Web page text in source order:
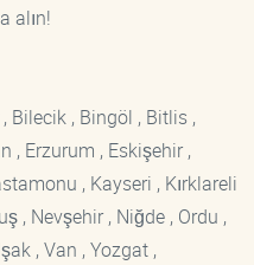
alın!
Bilecik , Bingöl , Bitlis ,
, Erzurum , Eskişehir ,
, Kayseri , Kırklareli
, Nevşehir , Niğde , Ordu ,
, Van , Yozgat ,